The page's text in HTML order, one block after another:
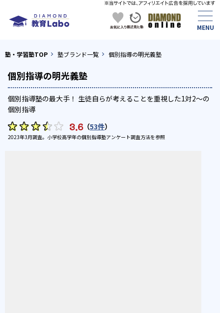
塾・学習塾TOP 塾ブランド一覧 個別指導の明光義塾
個別指導の明光義塾
個別指導塾の最大手！ 生徒自らが考えることを重視した1対2〜の
個別指導
3.6（53件）
2023年3月調査。 小学校高学年の個別指導塾アンケート調査方法を参照